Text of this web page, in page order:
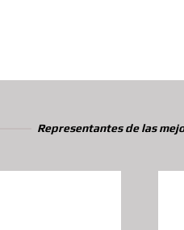
Representantes de las